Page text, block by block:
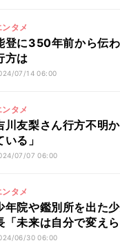
ンタメ
登に350年前から伝
方は
07/14 06:00
ンタメ
川友梨さん行方不明
いる」
07/07 06:00
ンタメ
年院や鑑別所を出た
「未来は自分で変えら
06/30 06:00